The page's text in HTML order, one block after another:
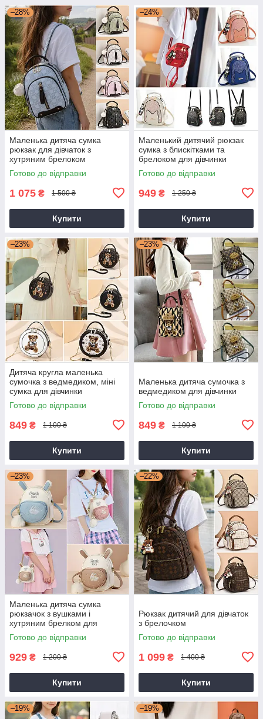
–28%
Маленька дитяча сумка
рюкзак для дівчаток з
хутряним брелоком
Готово до відправки
1 075 ₴ 1 500 ₴
Купити
–24%
Маленький дитячий рюкзак
сумка з блискітками та
брелоком для дівчинки
Готово до відправки
949 ₴ 1 250 ₴
Купити
–23%
Дитяча кругла маленька
сумочка з ведмедиком, міні
сумка для дівчинки
Готово до відправки
849 ₴ 1 100 ₴
Купити
–23%
Маленька дитяча сумочка з
ведмедиком для дівчинки
Готово до відправки
849 ₴ 1 100 ₴
Купити
–23%
Маленька дитяча сумка
рюкзачок з вушками і
хутряним брелком для
дівчинки
Готово до відправки
929 ₴ 1 200 ₴
Купити
–22%
Рюкзак дитячий для дівчаток
з брелочком
Готово до відправки
1 099 ₴ 1 400 ₴
Купити
–19% –19%